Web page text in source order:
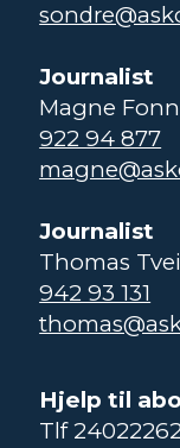
Journalist
Magne
922 94 877
Journalist
Thomas
942 93 131
Hjelp til
Tlf 24022262